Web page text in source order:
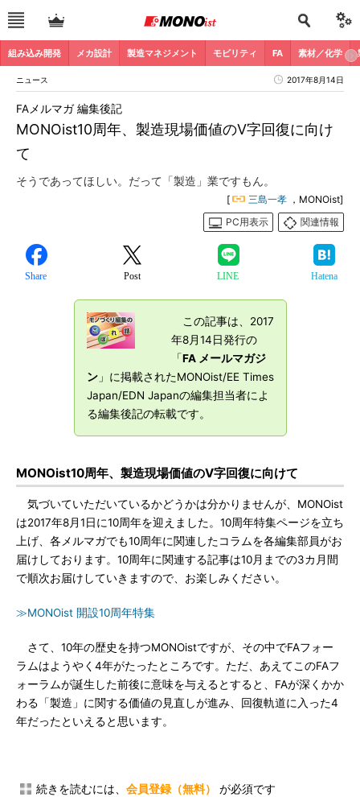
組み込み開発 メカ設計 製造マネジメント モビリティ FA 素材／化学
ニュース 2017年8月14日
MONOist10周年、製造現場価値のV字回復に向け
て
FAメルマガ 編集後記
そうであってほしい。だって「製造」業ですもん。
[ 三島一孝 ，MONOist]
PC用表示
関連情報
Share Post LINE Hatena
この記事は、2017
年8月14日発行の
「FA メールマガジ
ン」に掲載されたMONOist/EE Times
Japan/EDN Japanの編集担当者によ
る編集後記の転載です。
MONOist10周年、製造現場価値のV字回復に向けて
気づいていただいているかどうかは分かりませんが、MONOist
は2017年8月1日に10周年を迎えました。10周年特集ページを立ち
上げ、各メルマガでも10周年に関連したコラムを各編集部員がお
届けしております。10周年に関連する記事は10月までの3カ月間
で順次お届けしていきますので、お楽しみください。
≫MONOist 開設10周年特集
さて、10年の歴史を持つMONOistですが、その中でFAフォー
ラムはようやく4年がたったところです。ただ、あえてこのFAフ
ォーラムが誕生した前後に意味を与えるとすると、FAが深くかか
わる「製造」に関する価値の見直しが進み、回復軌道に入った4
年だったといえると思います。
続きを読むには、 会員登録（無料） が必須です